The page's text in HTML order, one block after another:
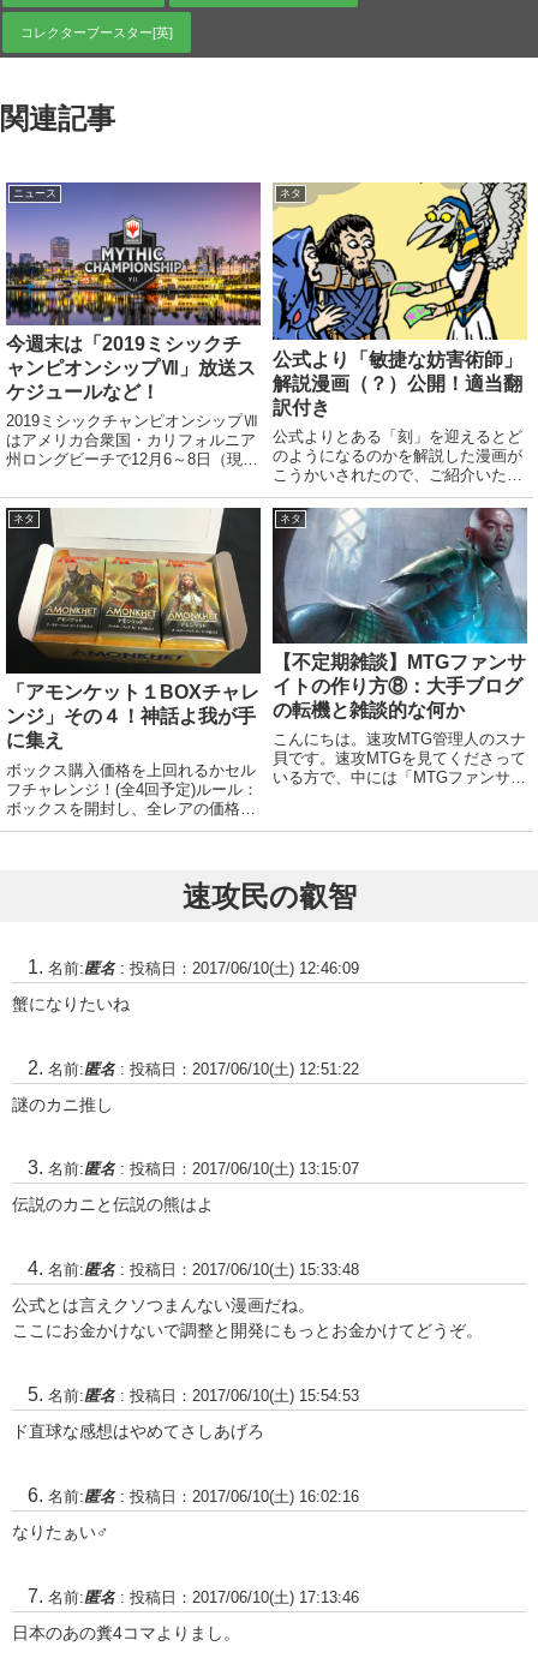
コレクターブースター[英]
関連記事
ニュース
今週末は「2019ミシックチ
ャンピオンシップⅦ」放送ス
ケジュールなど！
2019ミシックチャンピオンシップⅦ
はアメリカ合衆国・カリフォルニア
州ロングビーチで12月6～8日（現地
れます。公式該当ページ ミシック
チャンピオンシップとは1年に数回
行われるマジック界最高峰の大会。
テーブ...
ネタ
公式より「敏捷な妨害術師」
解説漫画（？）公開！適当翻
訳付き
公式よりとある「刻」を迎えるとど
のようになるのかを解説した漫画が
こうかいされたので、ご紹介いたし
ます。「Nimble Obstructionist」公
式該当ページ（英語）とりあえず適
当機械意訳しました。３割くらい合
ってるはずですが、気になる...
ネタ
「アモンケット１BOXチャレ
ンジ」その４！神話よ我が手
に集え
ボックス購入価格を上回れるかセル
フチャレンジ！(全4回予定)ルール：
ボックスを開封し、全レアの価格の
合計が１万円を超えれば成功！価格
アのみ加算。foil出店価格...
ネタ
【不定期雑談】MTGファンサ
イトの作り方⑧：大手ブログ
の転機と雑談的な何か
こんにちは。速攻MTG管理人のスナ
貝です。速攻MTGを見てくださって
いる方で、中には「MTGファンサイ
けにMTGブログ作成の個人的ノウハ
速攻民の叡智
名前:匿名 : 投稿日：2017/06/10(土) 12:46:09
蟹になりたいね
名前:匿名 : 投稿日：2017/06/10(土) 12:51:22
謎のカニ推し
名前:匿名 : 投稿日：2017/06/10(土) 13:15:07
伝説のカニと伝説の熊はよ
名前:匿名 : 投稿日：2017/06/10(土) 15:33:48
公式とは言えクソつまんない漫画だね。
ここにお金かけないで調整と開発にもっとお金かけてどうぞ。
名前:匿名 : 投稿日：2017/06/10(土) 15:54:53
ド直球な感想はやめてさしあげろ
名前:匿名 : 投稿日：2017/06/10(土) 16:02:16
なりたぁい♂
名前:匿名 : 投稿日：2017/06/10(土) 17:13:46
日本のあの糞4コマよりまし。